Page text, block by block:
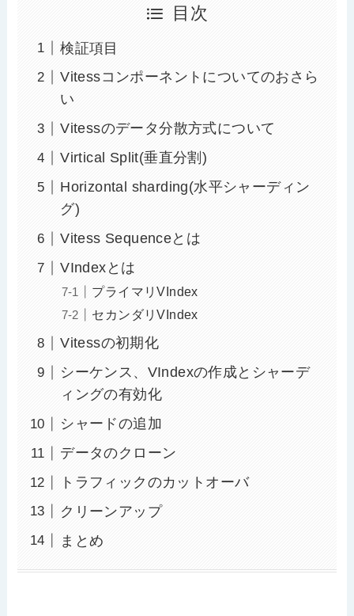
目次
検証項目
Vitessコンポーネントについてのおさら
い
Vitessのデータ分散方式について
Virtical Split(垂直分割)
Horizontal sharding(水平シャーディン
グ)
Vitess Sequenceとは
VIndexとは
プライマリVIndex
セカンダリVIndex
Vitessの初期化
シーケンス、VIndexの作成とシャーデ
ィングの有効化
シャードの追加
データのクローン
トラフィックのカットオーバ
クリーンアップ
まとめ